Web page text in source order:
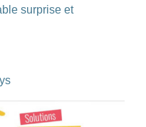
surprise et